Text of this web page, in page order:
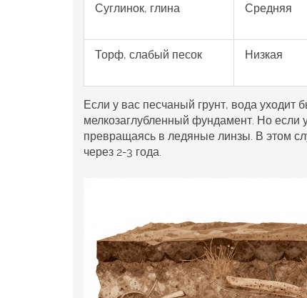
Суглинок, глина Средняя
Торф, слабый песок Низкая
Если у вас песчаный грунт, вода уходит
мелкозаглубленный фундамент. Но если
превращаясь в ледяные линзы. В этом
через 2-3 года.